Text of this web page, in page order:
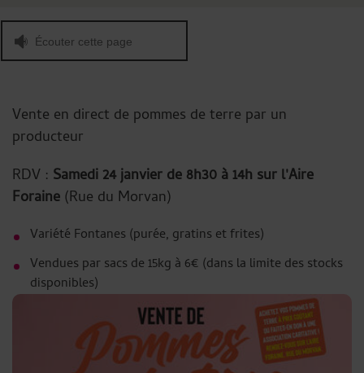
Écouter cette page
Vente en direct de pommes de terre par un
producteur
RDV : Samedi 24 janvier de 8h30 à 14h sur l'Aire
Foraine (Rue du Morvan)
Variété Fontanes (purée, gratins et frites)
Vendues par sacs de 15kg à 6€ (dans la limite des stocks
disponibles)